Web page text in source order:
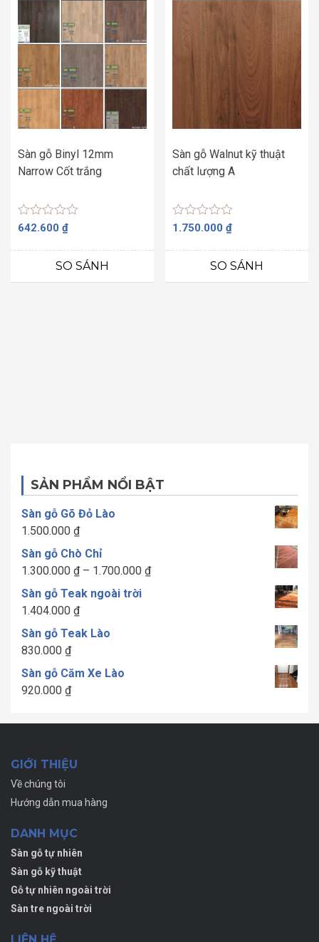
Sàn gỗ Binyl 12mm
Narrow Cốt trắng
Được
hạng
sao
642.600 ₫
SO SÁNH
Sàn gỗ Walnut kỹ thuật
chất lượng A
Được
hạng
sao
1.750.000₫
SO SÁNH
SẢN PHẨM NỔI BẬT
Sàn gỗ Gõ Đỏ Lào
1.500.000 ₫
Sàn gỗ Chò Chỉ
1.300.000 ₫ – 1.700.000 ₫Khoảng
Sàn gỗ Teak ngoài trời
1.404.000 ₫
Sàn gỗ Teak Lào
830.000 ₫
Sàn gỗ Căm Xe Lào
920.000 ₫
GIỚI THIỆU
Về chúng tôi
Hướng dẫn mua hàng
DANH MỤC
Sàn gỗ tự nhiên
Sàn gỗ kỹ thuật
Gỗ tự nhiên ngoài trời
Sàn tre ngoài trời
LIÊN HỆ